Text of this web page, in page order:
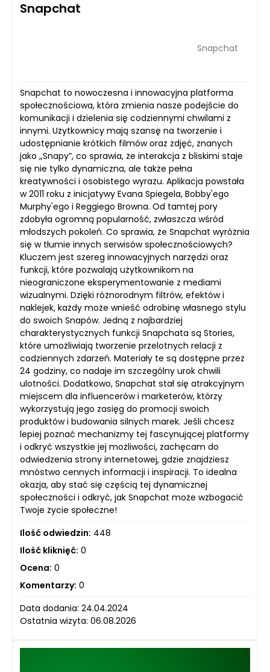
Snapchat
Snapchat
Snapchat to nowoczesna i innowacyjna platforma
społecznościowa, która zmienia nasze podejście do
komunikacji i dzielenia się codziennymi chwilami z
innymi. Użytkownicy mają szansę na tworzenie i
udostępnianie krótkich filmów oraz zdjęć, znanych
jako „Snapy”, co sprawia, że interakcja z bliskimi staje
się nie tylko dynamiczna, ale także pełna
kreatywności i osobistego wyrazu. Aplikacja powstała
w 2011 roku z inicjatywy Evana Spiegela, Bobby'ego
Murphy'ego i Reggiego Browna. Od tamtej pory
zdobyła ogromną popularność, zwłaszcza wśród
młodszych pokoleń. Co sprawia, że Snapchat wyróżnia
się w tłumie innych serwisów społecznościowych?
Kluczem jest szereg innowacyjnych narzędzi oraz
funkcji, które pozwalają użytkownikom na
nieograniczone eksperymentowanie z mediami
wizualnymi. Dzięki różnorodnym filtrów, efektów i
naklejek, każdy może wnieść odrobinę własnego stylu
do swoich Snapów. Jedną z najbardziej
charakterystycznych funkcji Snapchata są Stories,
które umożliwiają tworzenie przelotnych relacji z
codziennych zdarzeń. Materiały te są dostępne przez
24 godziny, co nadaje im szczególny urok chwili
ulotności. Dodatkowo, Snapchat stał się atrakcyjnym
miejscem dla influencerów i marketerów, którzy
wykorzystują jego zasięg do promocji swoich
produktów i budowania silnych marek. Jeśli chcesz
lepiej poznać mechanizmy tej fascynującej platformy
i odkryć wszystkie jej możliwości, zachęcam do
odwiedzenia strony internetowej, gdzie znajdziesz
mnóstwo cennych informacji i inspiracji. To idealna
okazja, aby stać się częścią tej dynamicznej
społeczności i odkryć, jak Snapchat może wzbogacić
Twoje życie społeczne!
Ilość odwiedzin: 448
Ilość kliknięć: 0
Ocena: 0
Komentarzy: 0
Data dodania: 24.04.2024
Ostatnia wizyta: 06.08.2026